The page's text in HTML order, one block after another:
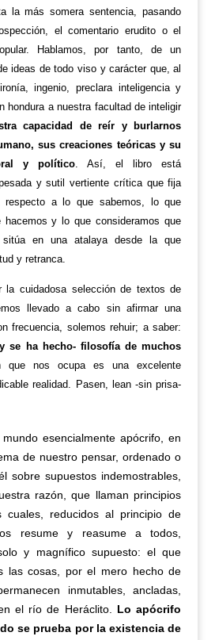
la más somera sentencia, pasando
el comentario erudito o el
Hablamos, por tanto, de un
ideas de todo viso y carácter que, al
ingenio, preclara inteligencia y
hondura a nuestra facultad de inteligir
capacidad de reír y burlarnos
sus creaciones teóricas y su
y político. Así, el libro está
y sutil vertiente crítica que fija
respecto a lo que sabemos, lo que
hacemos y lo que consideramos que
sitúa en una atalaya desde la que
y retranca.
la cuidadosa selección de textos de
llevado a cabo sin afirmar una
frecuencia, solemos rehuir; a saber:
se ha hecho- filosofía de muchos
que nos ocupa es una excelente
realidad. Pasen, lean -sin prisa-
esencialmente apócrifo, en
de nuestro pensar, ordenado o
sobre supuestos indemostrables,
razón, que llaman principios
reducidos al principio de
resume y reasume a todos,
y magnífico supuesto: el que
las cosas, por el mero hecho de
inmutables, ancladas,
el río de Heráclito. Lo apócrifo
se prueba por la existencia de